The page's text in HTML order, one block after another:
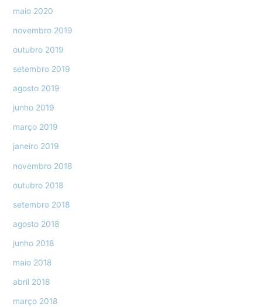
maio 2020
novembro 2019
outubro 2019
setembro 2019
agosto 2019
junho 2019
março 2019
janeiro 2019
novembro 2018
outubro 2018
setembro 2018
agosto 2018
junho 2018
maio 2018
abril 2018
março 2018